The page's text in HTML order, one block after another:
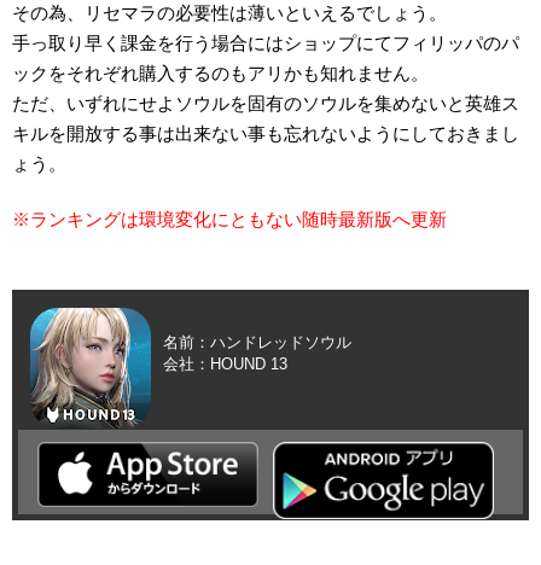
その為、リセマラの必要性は薄いといえるでしょう。
手っ取り早く課金を行う場合にはショップにてフィリッパのパ
ックをそれぞれ購入するのもアリかも知れません。
ただ、いずれにせよソウルを固有のソウルを集めないと英雄ス
キルを開放する事は出来ない事も忘れないようにしておきまし
ょう。
※ランキングは環境変化にともない随時最新版へ更新
名前：ハンドレッドソウル
会社：HOUND 13